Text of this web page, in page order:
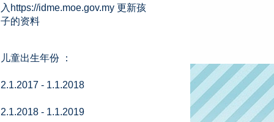
入https://idme.moe.gov.my 更新孩
子的资料
儿童出生年份 ：
2.1.2017 - 1.1.2018
2.1.2018 - 1.1.2019